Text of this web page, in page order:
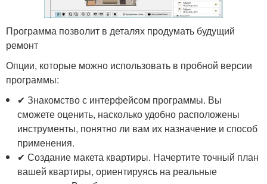
Программа позволит в деталях продумать будущий
ремонт
Опции, которые можно использовать в пробной версии
программы:
✔ Знакомство с интерфейсом программы. Вы
сможете оценить, насколько удобно расположены
инструменты, понятно ли вам их назначение и способ
применения.
✔ Создание макета квартиры. Начертите точный план
вашей квартиры, ориентируясь на реальные